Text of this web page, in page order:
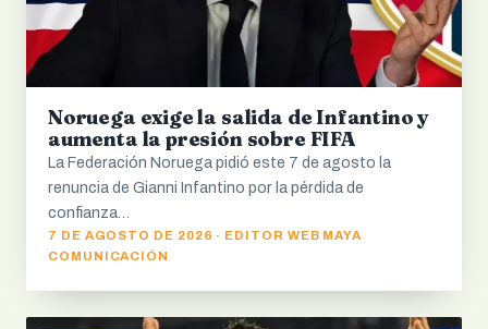
Noruega exige la salida de Infantino y
aumenta la presión sobre FIFA
La Federación Noruega pidió este 7 de agosto la
renuncia de Gianni Infantino por la pérdida de
confianza…
7 DE AGOSTO DE 2026 · EDITOR WEB MAYA
COMUNICACIÓN